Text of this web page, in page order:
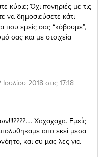
κύριε; Όχι πονηριές με τις
να δημοσιεύσετε κάτι
που εμείς σας “κόβουμε”,
σας και με στοιχεία
Ιουλίου 2018 στις 17:18
Χαχαχαχα. Εμείς
απο εκεί μεσα
και συ μας λες για